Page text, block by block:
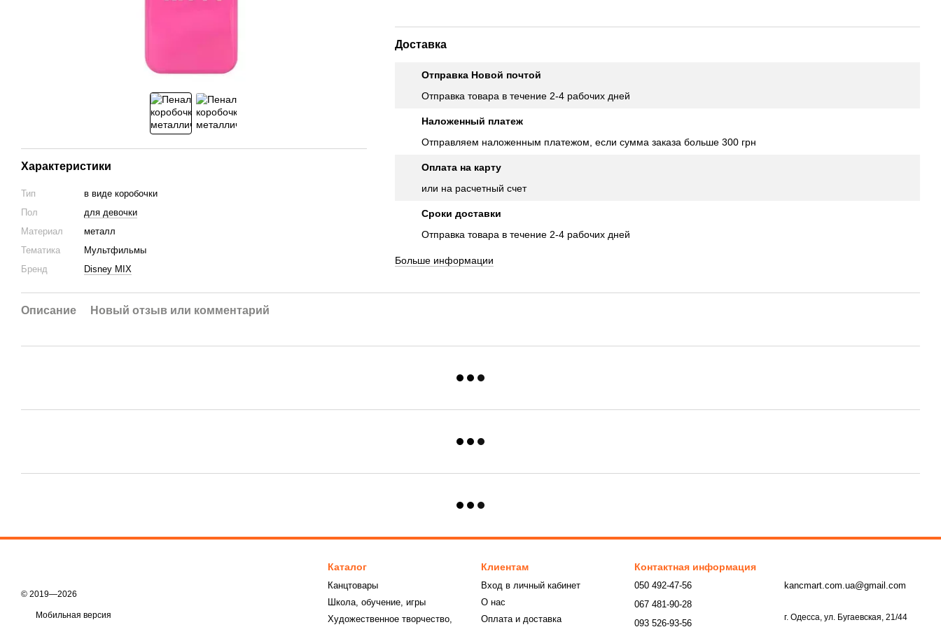
Характеристики
Тип
в виде коробочки
Пол
для девочки
Материал
металл
Тематика
Мультфильмы
Бренд
Disney MIX
Доставка
Отправка Новой почтой
Отправка товара в течение 2-4 рабочих дней
Наложенный платеж
Отправляем наложенным платежом, если сумма заказа больше 300 грн
Оплата на карту
или на расчетный счет
Сроки доставки
Отправка товара в течение 2-4 рабочих дней
Больше информации
Описание Новый отзыв или комментарий
© 2019—2026
Мобильная версия
Каталог
Канцтовары
Школа, обучение, игры
Художественное творчество,
Клиентам
Вход в личный кабинет
О нас
Оплата и доставка
Контактная информация
050 492-47-56
067 481-90-28
093 526-93-56
kancmart.com.ua@gmail.com
г. Одесса, ул. Бугаевская, 21/44